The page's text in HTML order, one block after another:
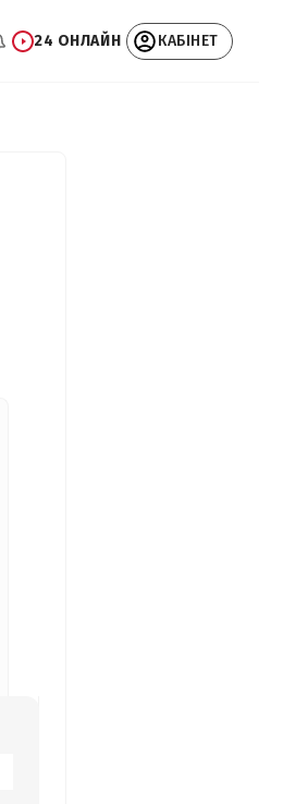
24 ОНЛАЙН КАБІНЕТ